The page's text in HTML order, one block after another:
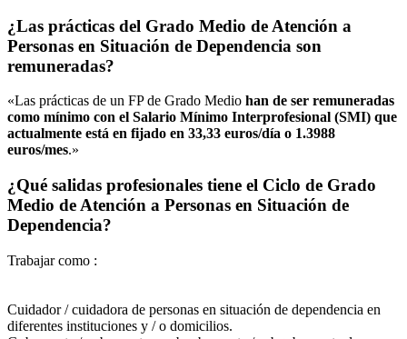
¿Las prácticas del Grado Medio de Atención a
Personas en Situación de Dependencia son
remuneradas?
«Las prácticas de un FP de Grado Medio han de ser remuneradas
como mínimo con el Salario Mínimo Interprofesional (SMI) que
actualmente está en fijado en 33,33 euros/día o 1.3988
euros/mes.»
¿Qué salidas profesionales tiene el Ciclo de Grado
Medio de Atención a Personas en Situación de
Dependencia?
Trabajar como :
Cuidador / cuidadora de personas en situación de dependencia en
diferentes instituciones y / o domicilios.